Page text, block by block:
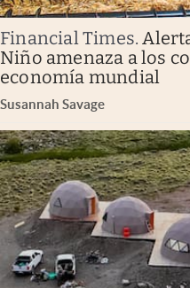
Financial Times.
Niño amenaza a los
economía mundial
Susannah Savage